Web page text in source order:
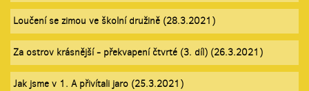
Loučení se zimou ve školní družině (28.3.2021)
Za ostrov krásnější - překvapení čtvrté (3. díl) (26.3.2021)
Jak jsme v 1. A přivítali jaro (25.3.2021)